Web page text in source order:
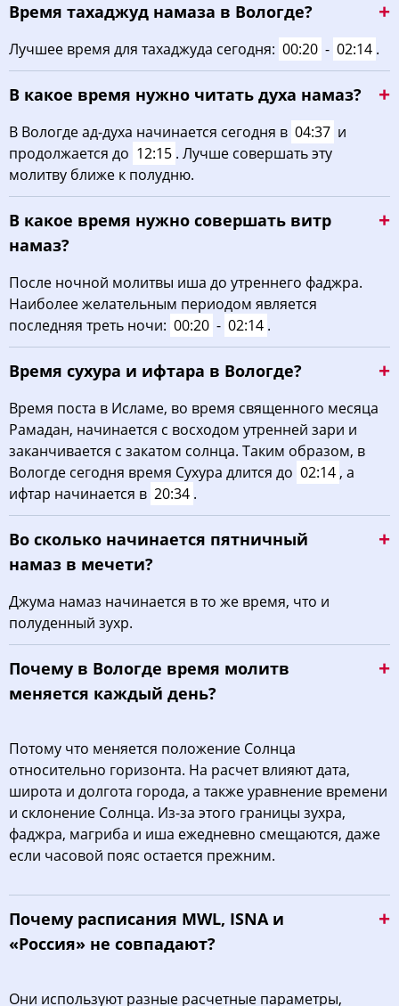
Время тахаджуд намаза в Вологде?
Лучшее время для тахаджуда сегодня: 00:20 - 02:14 .
В какое время нужно читать духа намаз?
В Вологде ад-духа начинается сегодня в 04:37 и
продолжается до 12:15 . Лучше совершать эту
молитву ближе к полудню.
В какое время нужно совершать витр
намаз?
После ночной молитвы иша до утреннего фаджра.
Наиболее желательным периодом является
последняя треть ночи: 00:20 - 02:14 .
Время сухура и ифтара в Вологде?
Время поста в Исламе, во время священного месяца
Рамадан, начинается с восходом утренней зари и
заканчивается с закатом солнца. Таким образом, в
Вологде сегодня время Сухура длится до 02:14 , а
ифтар начинается в 20:34 .
Во сколько начинается пятничный
намаз в мечети?
Джума намаз начинается в то же время, что и
полуденный зухр.
Почему в Вологде время молитв
меняется каждый день?
Потому что меняется положение Солнца
относительно горизонта. На расчет влияют дата,
широта и долгота города, а также уравнение времени
и склонение Солнца. Из-за этого границы зухра,
фаджра, магриба и иша ежедневно смещаются, даже
если часовой пояс остается прежним.
Почему расписания MWL, ISNA и
«Россия» не совпадают?
Они используют разные расчетные параметры,